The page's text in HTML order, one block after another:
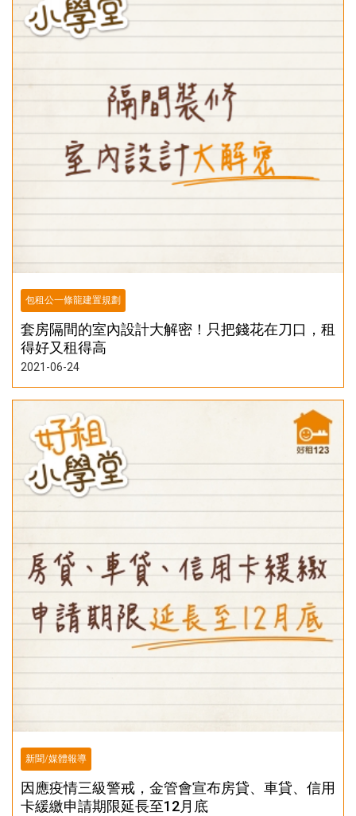
包租公一條龍建置規劃
套房隔間的室內設計大解密！只把錢花在刀口，租
得好又租得高
2021-06-24
新聞/媒體報導
因應疫情三級警戒，金管會宣布房貸、車貸、信用
卡緩繳申請期限延長至12月底